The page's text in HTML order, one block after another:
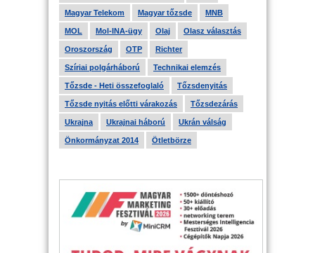
Magyar Telekom Magyar tőzsde MNB
MOL Mol-INA-ügy Olaj Olasz választás
Oroszország OTP Richter
Szíriai polgárháború Technikai elemzés
Tőzsde - Heti összefoglaló Tőzsdenyitás
Tőzsde nyitás előtti várakozás Tőzsdezárás
Ukrajna Ukrajnai háború Ukrán válság
Önkormányzat 2014 Ötletbörze